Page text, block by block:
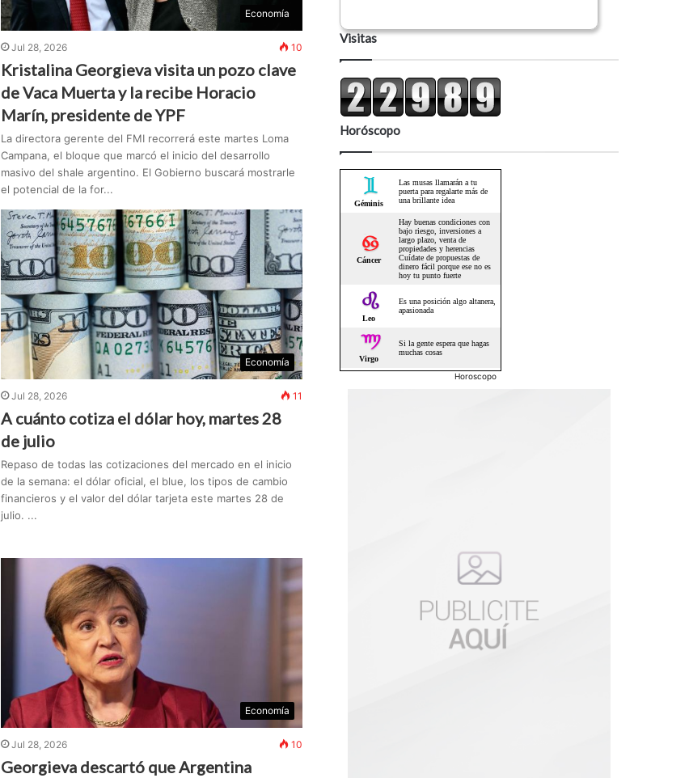
Economía
Jul 28, 2026 10
Kristalina Georgieva visita un pozo clave
de Vaca Muerta y la recibe Horacio
Marín, presidente de YPF
La directora gerente del FMI recorrerá este martes Loma
Campana, el bloque que marcó el inicio del desarrollo
masivo del shale argentino. El Gobierno buscará mostrarle
el potencial de la for...
Economía
Jul 28, 2026 11
A cuánto cotiza el dólar hoy, martes 28
de julio
Repaso de todas las cotizaciones del mercado en el inicio
de la semana: el dólar oficial, el blue, los tipos de cambio
financieros y el valor del dólar tarjeta este martes 28 de
julio. ...
Economía
Jul 28, 2026 10
Georgieva descartó que Argentina
Visitas
Horóscopo
Horoscopo